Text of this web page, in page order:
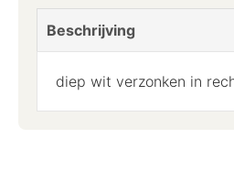
Beschrijving
diep wit verzonken in